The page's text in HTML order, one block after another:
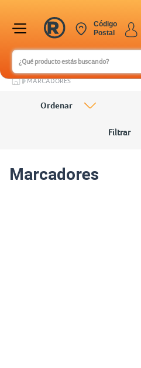
Código
Postal
MARCADORES
Marcadores
Ordenar
Filtrar